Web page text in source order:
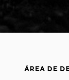
ÁREA DE